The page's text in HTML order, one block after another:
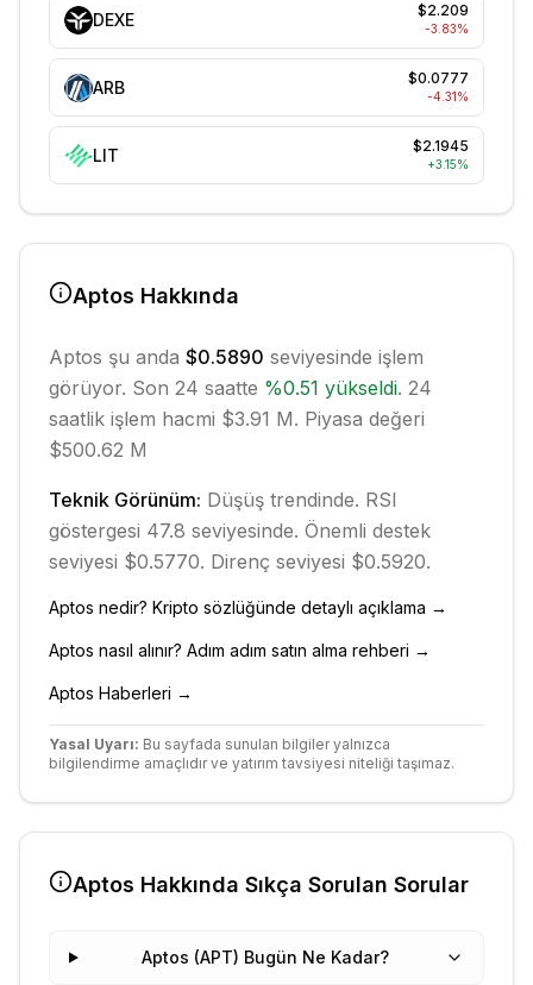
DEXE $2.209
-3.83%
ARB $0.0777
-4.31%
LIT $2.1945
+3.15%
Aptos Hakkında
Aptos şu anda $0.5890 seviyesinde işlem
görüyor. Son 24 saatte %0.51 yükseldi. 24
saatlik işlem hacmi $3.91 M. Piyasa değeri
$500.62 M
Teknik Görünüm: Düşüş trendinde. RSI
göstergesi 47.8 seviyesinde. Önemli destek
seviyesi $0.5770. Direnç seviyesi $0.5920.
Aptos nedir? Kripto sözlüğünde detaylı açıklama →
Aptos nasıl alınır? Adım adım satın alma rehberi →
Aptos Haberleri →
Yasal Uyarı: Bu sayfada sunulan bilgiler yalnızca
bilgilendirme amaçlıdır ve yatırım tavsiyesi niteliği taşımaz.
Aptos Hakkında Sıkça Sorulan Sorular
Aptos (APT) Bugün Ne Kadar?